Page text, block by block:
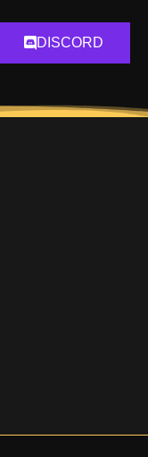
DISCORD